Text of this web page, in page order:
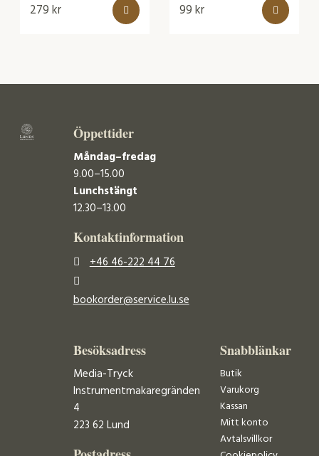
279kr 99kr
Öppettider
Måndag–fredag
9.00–15.00
Lunchstängt
12.30–13.00
Kontaktinformation
+46 46-222 44 76
bookorder@service.lu.se
Besöksadress
Media-Tryck
Instrumentmakaregränden
4
223 62 Lund
Snabblänkar
Butik
Varukorg
Kassan
Mitt konto
Avtalsvillkor